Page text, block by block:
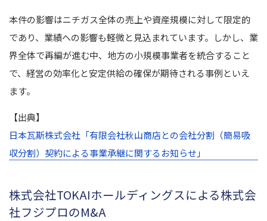
本件の影響はニチガス全体の売上や資産規模に対して限定的
であり、業績への影響も軽微と見込まれています。しかし、業
界全体で再編が進む中、地方の小規模事業者を統合すること
で、経営の効率化と安定供給の確保が期待される事例といえ
ます。
【出典】
日本瓦斯株式会社「有限会社秋山商店との会社分割（簡易吸
収分割）契約による事業承継に関するお知らせ」
株式会社TOKAIホールディングスによる株式会
社フジプロのM&A